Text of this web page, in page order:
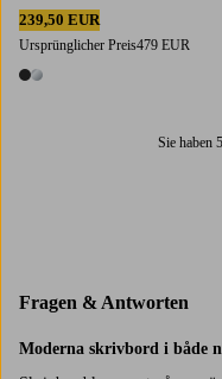
239,50 EUR
Ursprünglicher Preis479 EUR
2 Farben
Sie haben
Fragen & Antworten
Moderna skrivbord i både